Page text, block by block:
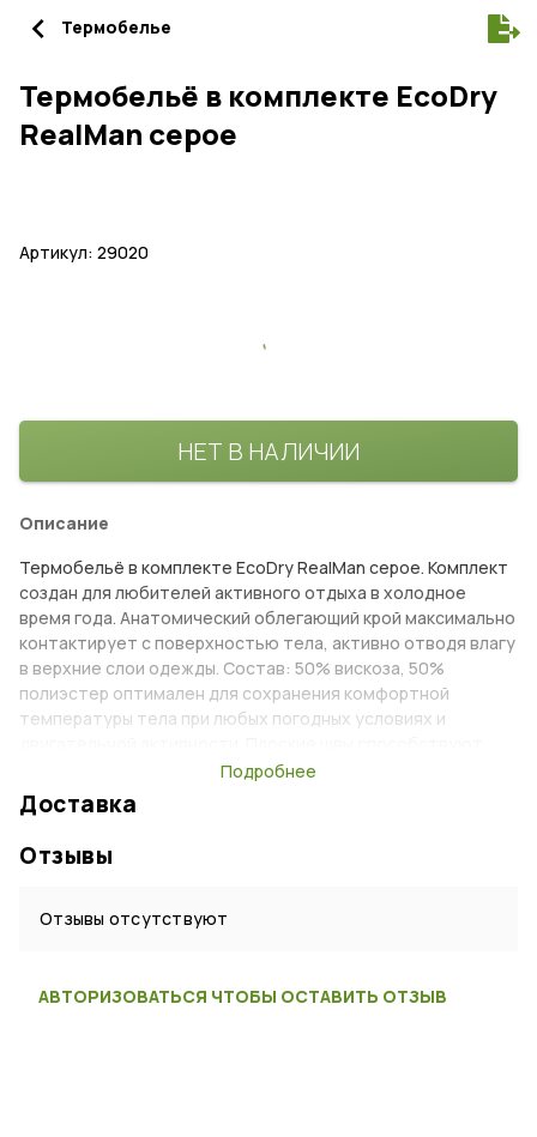
navigate_before Термобелье
Термобельё в комплекте EcoDry
RealMan серое
Артикул: 29020
НЕТ В НАЛИЧИИ
Описание
Термобельё в комплекте EcoDry RealMan серое. Комплект
создан для любителей активного отдыха в холодное
время года. Анатомический облегающий крой максимально
контактирует с поверхностью тела, активно отводя влагу
в верхние слои одежды. Состав: 50% вискоза, 50%
полиэстер оптимален для сохранения комфортной
температуры тела при любых погодных условиях и
износостойкости и не натирают кожный покров.
Удлинённая спинка фуфайки надёжно прикрывает поясницу
даже при высоко поднятых руках.
Тип:
Термобелье
Пол: Мужской
Подробнее
Доставка
Отзывы
Отзывы отсутствуют
АВТОРИЗОВАТЬСЯ ЧТОБЫ ОСТАВИТЬ ОТЗЫВ